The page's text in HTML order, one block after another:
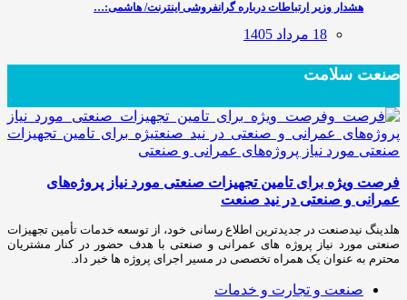
هشدار وزیر ارتباطات درباره گرانفروشی اینترنت/ هاشمی:…
18 مرداد 1405
صنعت سلامت
فرصت ویژه برای تامین تجهیزات صنعتی مورد نیاز پروژه‌های
عمرانی و صنعتی در نید صنعت
هلدینگ نیدصنعت در جدیدترین اطلاع رسانی خود، از توسعه خدمات تأمین تجهیزات
صنعتی مورد نیاز پروژه های عمرانی و صنعتی با هدف حضور در کنار مشتریان
محترم به عنوان یک همراه تخصصی در مسیر اجرای پروژه ها خبر داد.
صنعت و تجارت و خدمات